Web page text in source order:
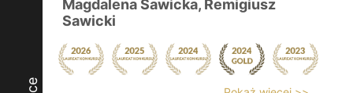
Magdalena Sawicka, Remigiusz
Sawicki